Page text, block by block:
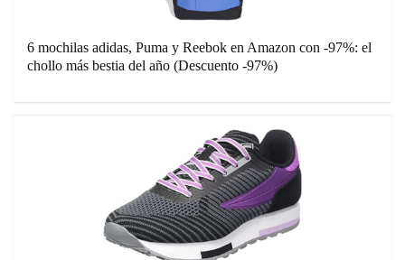
6 mochilas adidas, Puma y Reebok en Amazon con -97%: el
chollo más bestia del año (Descuento -97%)